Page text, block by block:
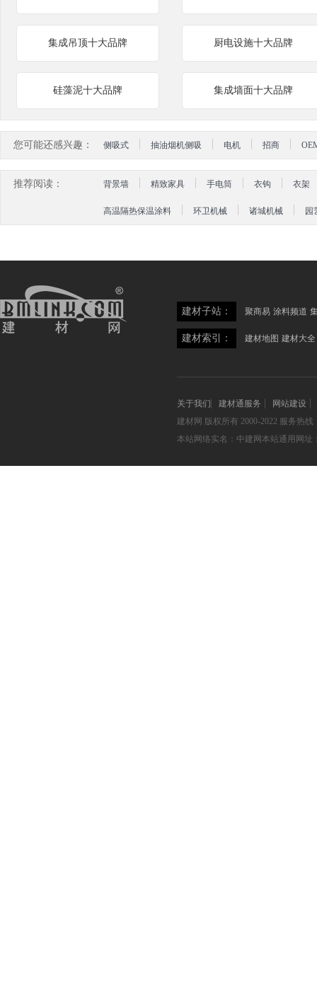
集成吊顶十大品牌 厨电设施十大品牌
硅藻泥十大品牌 集成墙面十大品牌
您可能还感兴趣： 侧吸式 抽油烟机侧吸 电机 招商
推荐阅读： 背景墙 精致家具 手电筒 衣钩 衣架
高温隔热保温涂料 环卫机械 诸城机械 园
建材子站： 聚商易 涂料频道
建材索引： 建材地图 建材大全
关于我们 建材通服务
网站建设
建材网 版权所有 2000-2022 服务热线
本站网络实名：中建网本站通用网址